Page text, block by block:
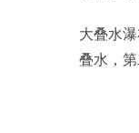
大叠水
叠水，